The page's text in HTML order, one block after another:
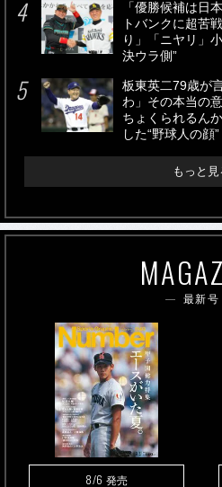
「優勝候補は日
トバンクに超苦
り」「ニヤリ」
決ウラ側”
板東英二79歳が
わ」その本当の
ちょくられるん
した“野球人の顔”
もっと見
最新号
8/6 発売